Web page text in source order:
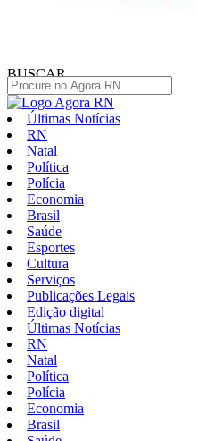
BUSCAR
Últimas Notícias
RN
Natal
Política
Polícia
Economia
Brasil
Saúde
Esportes
Cultura
Serviços
Publicações Legais
Edição digital
Últimas Notícias
RN
Natal
Política
Polícia
Economia
Brasil